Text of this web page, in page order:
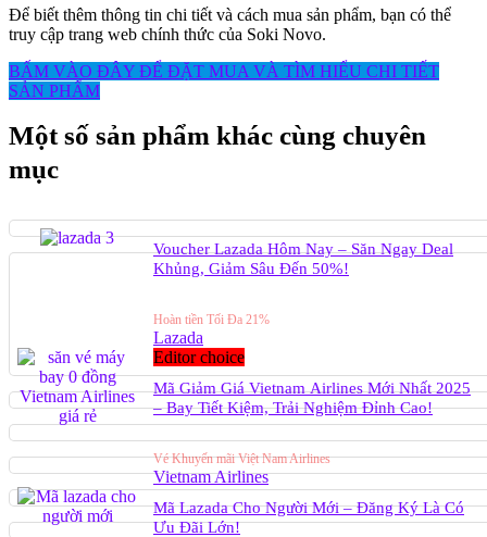
Để biết thêm thông tin chi tiết và cách mua sản phẩm, bạn có thể
truy cập trang web chính thức của Soki Novo.
BẤM VÀO ĐÂY ĐỂ ĐẶT MUA VÀ TÌM HIỂU CHI TIẾT
SẢN PHẨM
Một số sản phẩm khác cùng chuyên
mục
Voucher Lazada Hôm Nay – Săn Ngay Deal
Khủng, Giảm Sâu Đến 50%!
Hoàn tiền Tối Đa 21%
Lazada
Editor choice
Mã Giảm Giá Vietnam Airlines Mới Nhất 2025
– Bay Tiết Kiệm, Trải Nghiệm Đỉnh Cao!
Vé Khuyến mãi Việt Nam Airlines
Vietnam Airlines
Mã Lazada Cho Người Mới – Đăng Ký Là Có
Ưu Đãi Lớn!